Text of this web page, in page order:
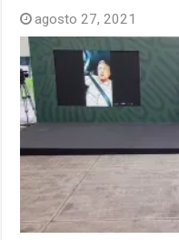
agosto 27, 2021